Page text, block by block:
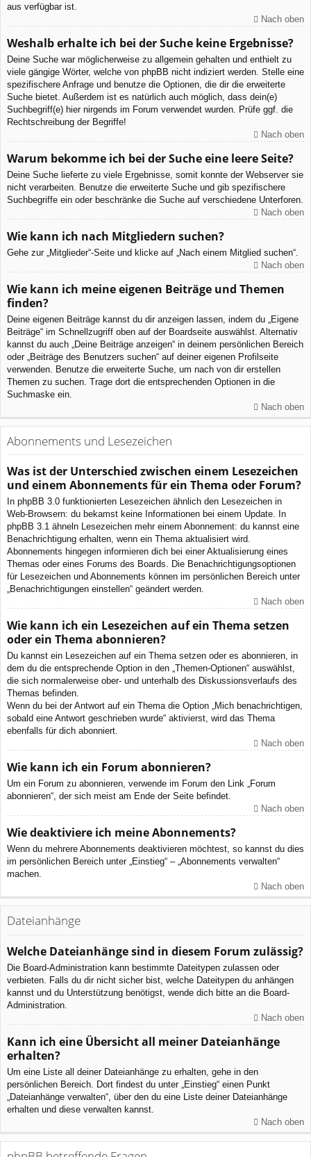
aus verfügbar ist.
Nach oben
Weshalb erhalte ich bei der Suche keine Ergebnisse?
Deine Suche war möglicherweise zu allgemein gehalten und enthielt zu
viele gängige Wörter, welche von phpBB nicht indiziert werden. Stelle eine
spezifischere Anfrage und benutze die Optionen, die dir die erweiterte
Suche bietet. Außerdem ist es natürlich auch möglich, dass dein(e)
Suchbegriff(e) hier nirgends im Forum verwendet wurden. Prüfe ggf. die
Rechtschreibung der Begriffe!
Nach oben
Warum bekomme ich bei der Suche eine leere Seite?
Deine Suche lieferte zu viele Ergebnisse, somit konnte der Webserver sie
nicht verarbeiten. Benutze die erweiterte Suche und gib spezifischere
Suchbegriffe ein oder beschränke die Suche auf verschiedene Unterforen.
Nach oben
Wie kann ich nach Mitgliedern suchen?
Gehe zur „Mitglieder“-Seite und klicke auf „Nach einem Mitglied suchen“.
Nach oben
Wie kann ich meine eigenen Beiträge und Themen
finden?
Deine eigenen Beiträge kannst du dir anzeigen lassen, indem du „Eigene
Beiträge“ im Schnellzugriff oben auf der Boardseite auswählst. Alternativ
kannst du auch „Deine Beiträge anzeigen“ in deinem persönlichen Bereich
oder „Beiträge des Benutzers suchen“ auf deiner eigenen Profilseite
verwenden. Benutze die erweiterte Suche, um nach von dir erstellen
Themen zu suchen. Trage dort die entsprechenden Optionen in die
Suchmaske ein.
Nach oben
Abonnements und Lesezeichen
Was ist der Unterschied zwischen einem Lesezeichen
und einem Abonnements für ein Thema oder Forum?
In phpBB 3.0 funktionierten Lesezeichen ähnlich den Lesezeichen in
Web-Browsern: du bekamst keine Informationen bei einem Update. In
phpBB 3.1 ähneln Lesezeichen mehr einem Abonnement: du kannst eine
Benachrichtigung erhalten, wenn ein Thema aktualisiert wird.
Abonnements hingegen informieren dich bei einer Aktualisierung eines
Themas oder eines Forums des Boards. Die Benachrichtigungsoptionen
für Lesezeichen und Abonnements können im persönlichen Bereich unter
„Benachrichtigungen einstellen“ geändert werden.
Nach oben
Wie kann ich ein Lesezeichen auf ein Thema setzen
oder ein Thema abonnieren?
Du kannst ein Lesezeichen auf ein Thema setzen oder es abonnieren, in
dem du die entsprechende Option in den „Themen-Optionen“ auswählst,
die sich normalerweise ober- und unterhalb des Diskussionsverlaufs des
Themas befinden.
Wenn du bei der Antwort auf ein Thema die Option „Mich benachrichtigen,
sobald eine Antwort geschrieben wurde“ aktivierst, wird das Thema
ebenfalls für dich abonniert.
Nach oben
Wie kann ich ein Forum abonnieren?
Um ein Forum zu abonnieren, verwende im Forum den Link „Forum
abonnieren“, der sich meist am Ende der Seite befindet.
Nach oben
Wie deaktiviere ich meine Abonnements?
Wenn du mehrere Abonnements deaktivieren möchtest, so kannst du dies
im persönlichen Bereich unter „Einstieg“ – „Abonnements verwalten“
machen.
Nach oben
Dateianhänge
Welche Dateianhänge sind in diesem Forum zulässig?
Die Board-Administration kann bestimmte Dateitypen zulassen oder
verbieten. Falls du dir nicht sicher bist, welche Dateitypen du anhängen
kannst und du Unterstützung benötigst, wende dich bitte an die Board-
Administration.
Nach oben
Kann ich eine Übersicht all meiner Dateianhänge
erhalten?
Um eine Liste all deiner Dateianhänge zu erhalten, gehe in den
persönlichen Bereich. Dort findest du unter „Einstieg“ einen Punkt
„Dateianhänge verwalten“, über den du eine Liste deiner Dateianhänge
erhalten und diese verwalten kannst.
Nach oben